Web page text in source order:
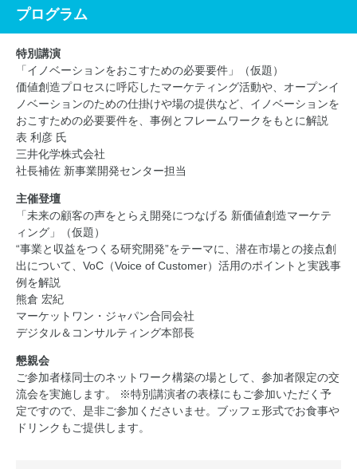
プログラム
特別講演
「イノベーションをおこすための必要要件」（仮題）
価値創造プロセスに呼応したマーケティング活動や、オープンイ
ノベーションのための仕掛けや場の提供など、イノベーションを
おこすための必要要件を、事例とフレームワークをもとに解説
表 利彦 氏
三井化学株式会社
社長補佐 新事業開発センター担当
主催登壇
「未来の顧客の声をとらえ開発につなげる 新価値創造マーケテ
ィング」（仮題）
“事業と収益をつくる研究開発”をテーマに、潜在市場との接点創
出について、VoC（Voice of Customer）活用のポイントと実践事
例を解説
熊倉 宏紀
マーケットワン・ジャパン合同会社
デジタル＆コンサルティング本部長
懇親会
ご参加者様同士のネットワーク構築の場として、参加者限定の交
流会を実施します。 ※特別講演者の表様にもご参加いただく予
定ですので、是非ご参加くださいませ。ブッフェ形式でお食事や
ドリンクもご提供します。